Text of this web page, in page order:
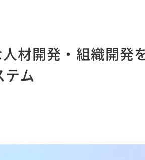
材開発・組織開発
テム